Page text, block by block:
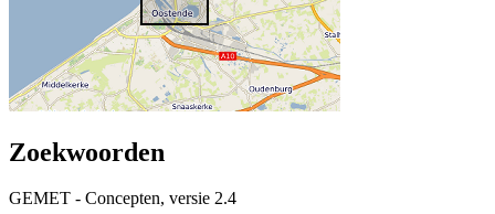
Zoekwoorden
GEMET - Concepten, versie 2.4